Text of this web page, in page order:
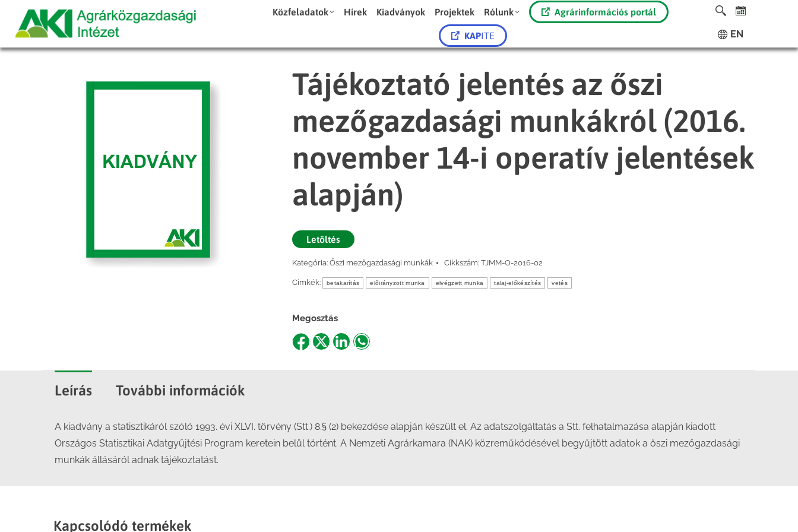
Közfeladatok Hírek Kiadványok Projektek Rólunk Agrárinformációs portál
KAPITE EN
Tájékoztató jelentés az őszi
mezőgazdasági munkákról (2016.
november 14-i operatív jelentések
alapján)
Letöltés
Kategória: Őszi mezőgazdasági munkák Cikkszám: TJMM-O-2016-02
Címkék: betakarítás előirányzott munka elvégzett munka talaj-előkészítés vetés
Megosztás
ShareShareShareShare
Leírás További információk
A kiadvány a statisztikáról szóló 1993. évi XLVI. törvény (Stt.) 8.§ (2) bekezdése alapján készült el. Az adatszolgáltatás a Stt. felhatalmazása alapján kiadott
Országos Statisztikai Adatgyűjtési Program keretein belül történt. A Nemzeti Agrárkamara (NAK) közreműködésével begyűjtött adatok a őszi mezőgazdasági
munkák állásáról adnak tájékoztatást.
Kapcsolódó termékek